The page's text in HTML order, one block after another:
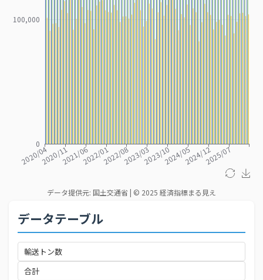
データテーブル